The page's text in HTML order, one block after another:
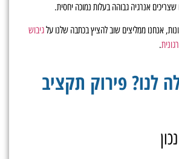
שצריכים אנרגיה גבוהה בעלות נמוכה יחסית.
אנחנו ממליצים שוב להציץ בכתבה שלנו עלגיבוש
.
לנו? פירוק תקציב